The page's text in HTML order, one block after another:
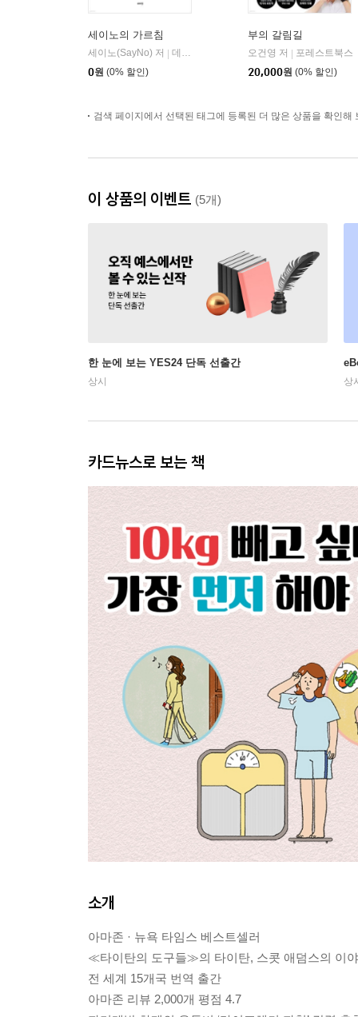
세이노의 가르침
세이노(SayNo) 저 | 데이원
0원 (0% 할인)
부의 갈림길
오건영 저 | 포레스트북스
20,000원 (0% 할인)
검색 페이지에서 선택된 태그에 등록된 더 많은 상품을 확인해
이 상품의 이벤트 (5개)
한 눈에 보는 YES24 단독 선출간
상시 상
카드뉴스로 보는 책
소개
아마존 · 뉴욕 타임스 베스트셀러
≪타이탄의 도구들≫의 타이탄, 스콧 애덤스의 이
전 세계 15개국 번역 출간
아마존 리뷰 2,000개 평점 4.7